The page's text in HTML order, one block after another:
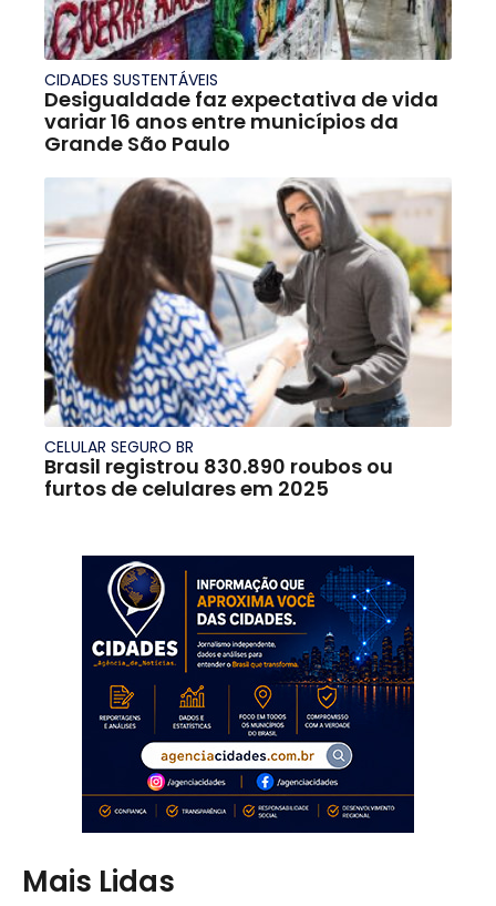
CIDADES SUSTENTÁVEIS
Desigualdade faz expectativa de vida
variar 16 anos entre municípios da
Grande São Paulo
CELULAR SEGURO BR
Brasil registrou 830.890 roubos ou
furtos de celulares em 2025
Mais Lidas